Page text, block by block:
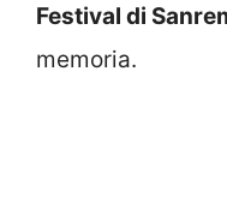
Festival di
memoria.